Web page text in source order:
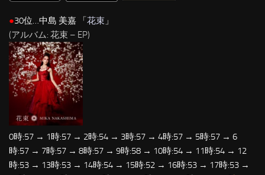
●30位…中島 美嘉 「花束 」
(アルバム: 花束 – EP)
0時:57 → 1時:57 → 2時:54 → 3時:57 → 4時:57 → 5時:57 → 6
時:57 → 7時:57 → 8時:57 → 9時:58 → 10時:54 → 11時:54 → 12
時:53 → 13時:53 → 14時:54 → 15時:52 → 16時:53 → 17時:53 →